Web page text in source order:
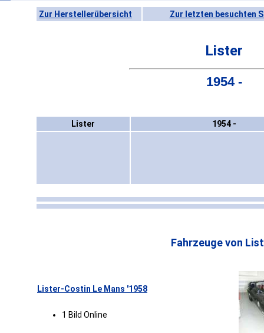
Zur Herstellerübersicht Zur letzten besuchten
Lister
1954 -
Lister 1954 -
Fahrzeuge von
Lister-Costin Le Mans '1958
1 Bild Online